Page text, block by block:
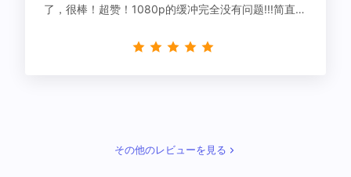
了，很棒！超赞！1080p的缓冲完全没有问题!!!简直救
その他のレビューを見る